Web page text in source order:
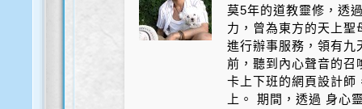
莫5年的道教靈修，透
力，曾為東方的天上
進行辦事服務，領有
前，聽到內心聲音的召
卡上下班的網頁設計師
上。 期間，透過 身心